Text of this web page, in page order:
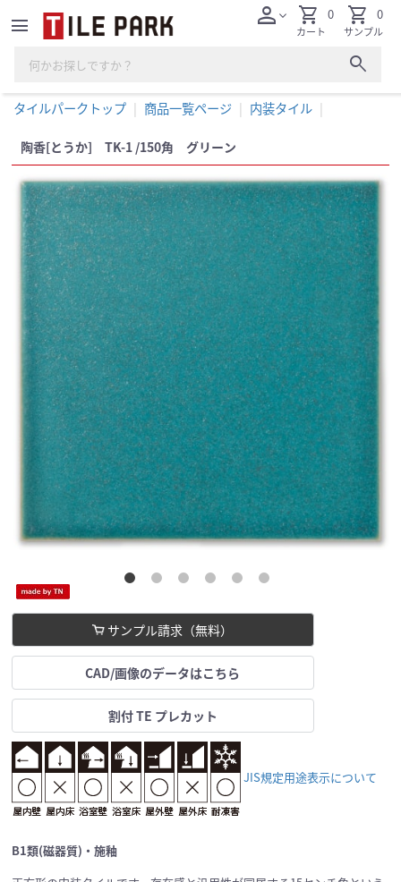
menu
search
personexpand_more shopping_cart
カート
0 shopping_cart
サンプル
0
タイルパークトップ 商品一覧ページ 内装タイル
陶香[とうか] TK-1 /150角 グリーン
サンプル請求（無料）
CAD/画像のデータはこちら
割付 TE プレカット
JIS規定用途表示について
B1類(磁器質)・施釉